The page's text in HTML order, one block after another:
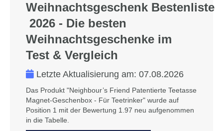
Weihnachtsgeschenk Bestenliste
2026 - Die besten
Weihnachtsgeschenke im
Test & Vergleich
Letzte Aktualisierung am: 07.08.2026
Das Produkt "Neighbour’s Friend Patentierte Teetasse
Magnet-Geschenbox - Für Teetrinker" wurde auf
Position 1 mit der Bewertung 1.97 neu aufgenommen
in die Tabelle.